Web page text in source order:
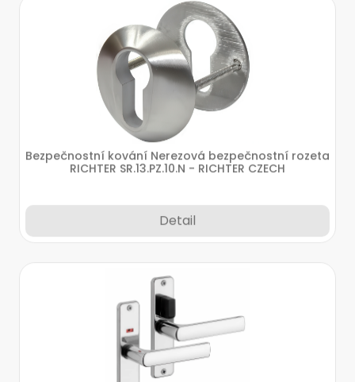
Bezpečnostní kování Nerezová bezpečnostní rozeta
RICHTER SR.13.PZ.10.N - RICHTER CZECH
Detail